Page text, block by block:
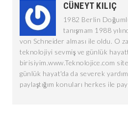
CÜNEYT KILIÇ
1982 Berlin
tanışmam 1988
von Schneider alması ile oldu. O
teknolojiyi sevmiş ve günlük
birisiyim.www.Teknolojice.com
günlük hayat'da da severek
paylaştığım konuları herkes ile